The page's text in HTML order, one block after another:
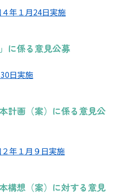
年１月24日実施
に係る意見公募
日実施
計画（案）に係る意見公
年１月９日実施
構想（案）に対する意見